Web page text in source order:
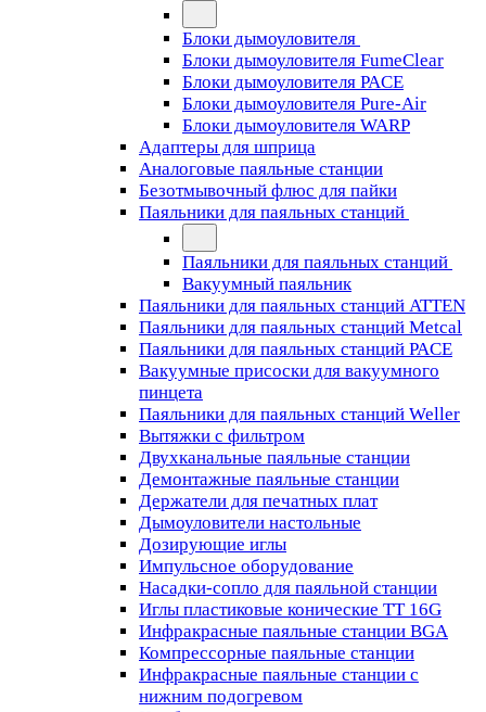
Блоки дымоуловителя
Блоки дымоуловителя FumeClear
Блоки дымоуловителя PACE
Блоки дымоуловителя Pure-Air
Блоки дымоуловителя WARP
Адаптеры для шприца
Аналоговые паяльные станции
Безотмывочный флюс для пайки
Паяльники для паяльных станций
Паяльники для паяльных станций
Вакуумный паяльник
Паяльники для паяльных станций ATTEN
Паяльники для паяльных станций Metcal
Паяльники для паяльных станций PACE
Вакуумные присоски для вакуумного
пинцета
Паяльники для паяльных станций Weller
Вытяжки с фильтром
Двухканальные паяльные станции
Демонтажные паяльные станции
Держатели для печатных плат
Дымоуловители настольные
Дозирующие иглы
Импульсное оборудование
Насадки-сопло для паяльной станции
Иглы пластиковые конические TT 16G
Инфракрасные паяльные станции BGA
Компрессорные паяльные станции
Инфракрасные паяльные станции с
нижним подогревом